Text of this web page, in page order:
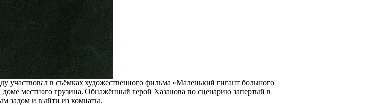
участвовал в съёмках художественного фильма «Маленький гигант большого
доме местного грузина. Обнажённый герой Хазанова по сценарию запертый в
задом и выйти из комнаты.